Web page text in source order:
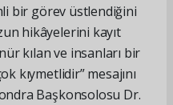
bir görev üstlendiğini
hikâyelerini kayıt
kılan ve insanları bir
kıymetlidir” mesajını
Başkonsolosu Dr.